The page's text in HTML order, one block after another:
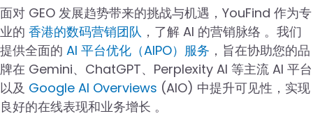
面对 GEO 发展趋势带来的挑战与机遇，YouFind 作为专
业的 香港的数码营销团队 ，了解 AI 的营销脉络 。我们
提供全面的 AI 平台优化（AIPO）服务 ，旨在协助您的品
牌在 Gemini、ChatGPT、Perplexity AI 等主流 AI 平台
以及 Google AI Overviews (AIO) 中提升可见性，实现
良好的在线表现和业务增长 。